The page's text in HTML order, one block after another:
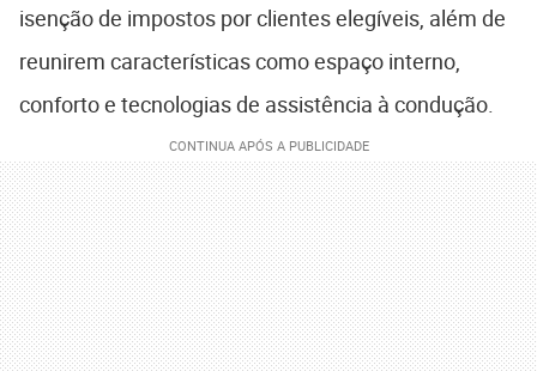
isenção de impostos por clientes elegíveis, além de
reunirem características como espaço interno,
conforto e tecnologias de assistência à condução.